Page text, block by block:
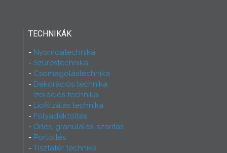
TECHNIKÁK
Nyomdatechnika
Szűréstechnika
Csomagolástechnika
Dekorációs technika
Izolációs technika
Liofilizálás technika
Folyadéktöltés
Őrlés, granulálás, szárítás
Portöltés
Tisztatér technika